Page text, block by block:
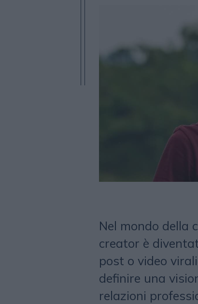
Nel mondo della
creator è
post o video
definire una
relazioni